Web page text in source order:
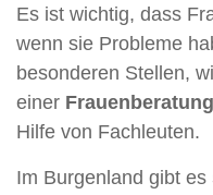
Es ist wichtig, dass
wenn sie Probleme
besonderen Stellen,
einer
Hilfe von Fachleuten.
Im Burgenland gibt es